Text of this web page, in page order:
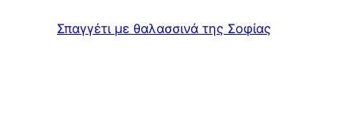
Σπαγγέτι με θαλασσινά της Σοφίας